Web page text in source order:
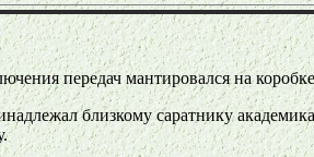
передач мантировался на
близкому саратнику